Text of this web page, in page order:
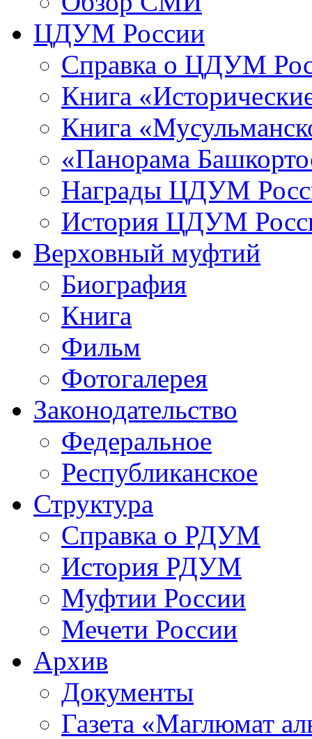
ЦДУМ России
Справка о ЦДУМ
Книга
Книга
«Панорама
Награды ЦДУМ
История ЦДУМ
Верховный муфтий
Биография
Книга
Фильм
Фотогалерея
Законодательство
Федеральное
Республиканское
Структура
Справка о РДУМ
История РДУМ
Муфтии России
Мечети России
Архив
Документы
Газета «Маглюмат